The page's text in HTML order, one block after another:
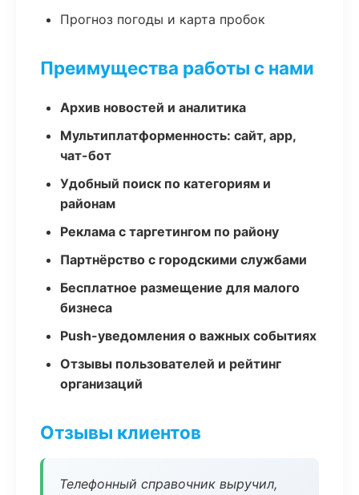
Прогноз погоды и карта пробок
Преимущества работы с нами
Архив новостей и аналитика
Мультиплатформенность: сайт, app,
чат-бот
Удобный поиск по категориям и
районам
Реклама с таргетингом по району
Партнёрство с городскими службами
Бесплатное размещение для малого
бизнеса
Push-уведомления о важных событиях
Отзывы пользователей и рейтинг
организаций
Отзывы клиентов
Телефонный справочник выручил,